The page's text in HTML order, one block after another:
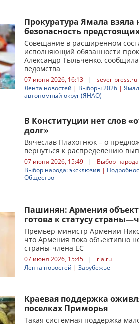
Прокуратура Ямала взяла
безопасность
Совещание в расширенном
исполняющий обязанности
Александр Тыльченко,
ведомства
07 июня 2026, 16:13 |
sever-press.ru
Лента новостей | Выборы 2026 |
автономный округ (ЯНАО)
В Конституции нет слов
долг»
Вячеслав Плахотнюк – о
вернуться к распределению
07 июня 2026, 15:49 |
Выбор народа
Выбор народа: эксклюзив |
Общество
Пашинян: Армения
готова к статусу
Премьер-министр Армении
что Армения пока объективно
страны-члена ЕС
07 июня 2026, 15:45 |
ria.ru
Лента новостей | Зарубежье
Краевая поддержка
поселках Приморья
Такая системная поддержка